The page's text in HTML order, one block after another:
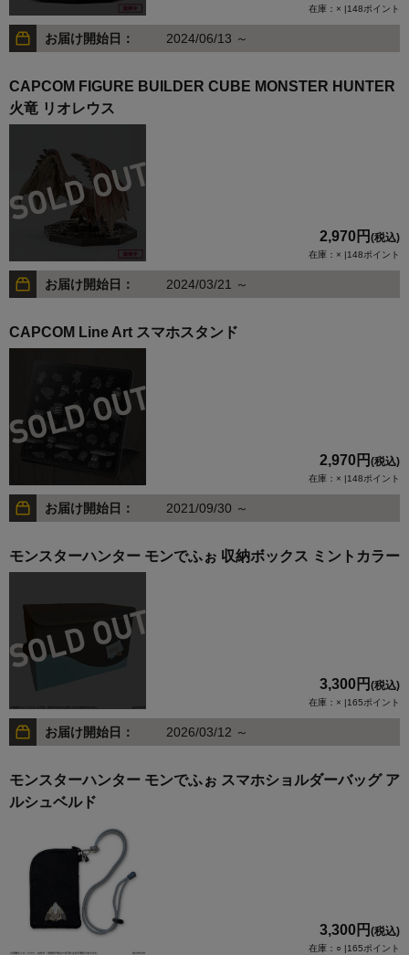
在庫：× |148ポイント
お届け開始日： 2024/06/13 ～
CAPCOM FIGURE BUILDER CUBE MONSTER HUNTER
火竜 リオレウス
2,970円 (税込)
在庫：× |148ポイント
お届け開始日： 2024/03/21 ～
CAPCOM Line Art スマホスタンド
2,970円 (税込)
在庫：× |148ポイント
お届け開始日： 2021/09/30 ～
モンスターハンター モンでふぉ 収納ボックス ミントカラー
3,300円 (税込)
在庫：× |165ポイント
お届け開始日： 2026/03/12 ～
モンスターハンター モンでふぉ スマホショルダーバッグ ア
ルシュベルド
3,300円 (税込)
在庫：○ |165ポイント